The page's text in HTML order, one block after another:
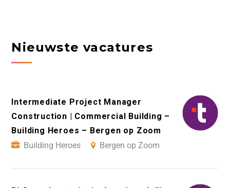
Nieuwste vacatures
Intermediate Project Manager
Construction | Commercial Building –
Building Heroes – Bergen op Zoom
Building Heroes
Bergen op Zoom